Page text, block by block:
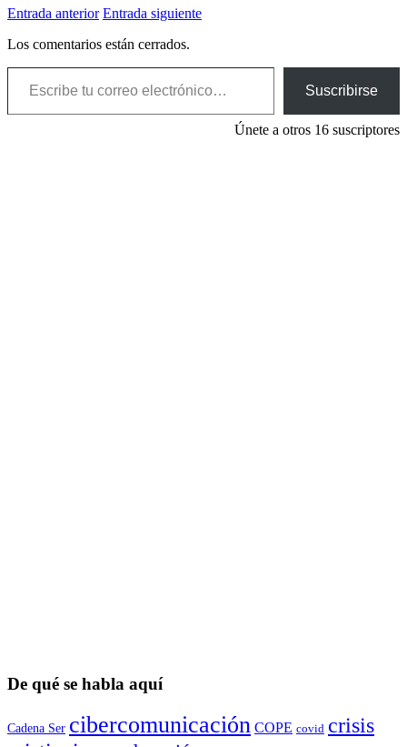
Entrada anterior Entrada siguiente
Los comentarios están cerrados.
Escribe tu correo electrónico…
Suscribirse
Únete a otros 16 suscriptores
De qué se habla aquí
Cadena Ser cibercomunicación COPE covid crisis